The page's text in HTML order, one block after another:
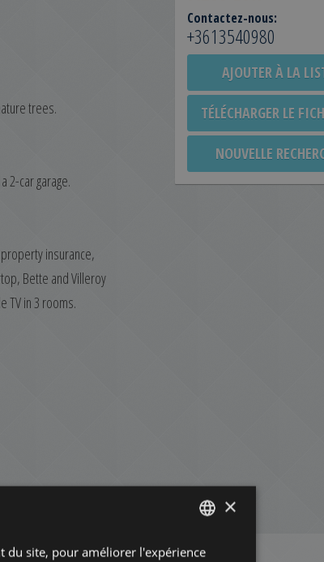
trees.
2-car garage.
insurance,
Bette and Villeroy
TV in 3 rooms.
Contactez-nous:
+3613540980
AJOUTER À LA
TÉLÉCHARGER LE
NOUVELLE
ENGLISH
×
du site, pour améliorer l'expérience